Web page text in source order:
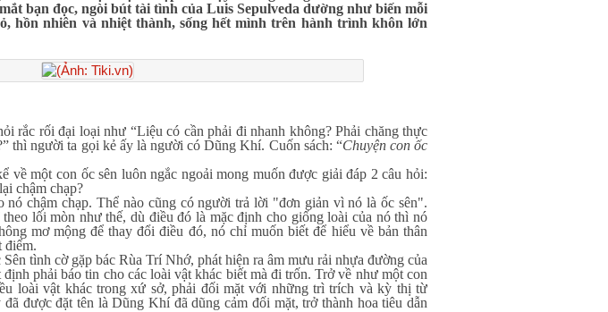
bạn đọc, ngòi bút tài tình của Luis Sepulveda dường như biến mỗi
hồn nhiên và nhiệt thành, sống hết mình trên hành trình khôn lớn
đại loại như “Liệu có cần phải đi nhanh không? Phải chăng thực
thì người ta gọi kẻ ấy là người có Dũng Khí. Cuốn sách: “Chuyện con ốc
con ốc sên luôn ngắc ngoải mong muốn được giải đáp 2 câu hỏi:
chậm chạp?
chạp. Thể nào cũng có người trả lời "đơn giản vì nó là ốc sên".
lối mòn như thế, dù điều đó là mặc định cho giống loài của nó thì nó
mơ mộng để thay đổi điều đó, nó chỉ muốn biết để hiểu về bản thân
điểm.
cờ gặp bác Rùa Trí Nhớ, phát hiện ra âm mưu rải nhựa đường của
phải báo tin cho các loài vật khác biết mà đi trốn. Trở về như một con
loài vật khác trong xứ sở, phải đối mặt với những trì trích và kỳ thị từ
được đặt tên là Dũng Khí đã dũng cảm đối mặt, trở thành hoa tiêu dẫn